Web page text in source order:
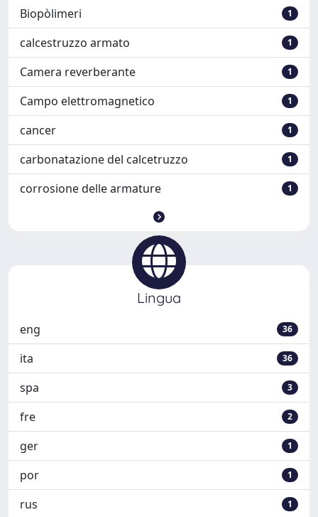
Biopòlimeri 1
calcestruzzo armato 1
Camera reverberante 1
Campo elettromagnetico 1
cancer 1
carbonatazione del calcetruzzo 1
corrosione delle armature 1
Lingua
eng 36
ita 36
spa 3
fre 2
ger 1
por 1
rus 1